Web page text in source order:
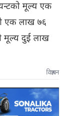
मूल्य एक
एक लाख ७६
मूल्य दुई लाख
विज्ञापन